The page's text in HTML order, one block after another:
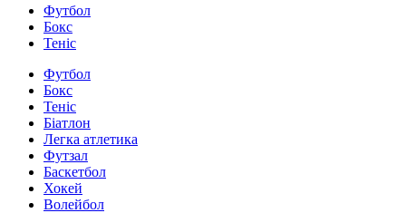
Футбол
Бокс
Теніс
Футбол
Бокс
Теніс
Біатлон
Легка атлетика
Футзал
Баскетбол
Хокей
Волейбол